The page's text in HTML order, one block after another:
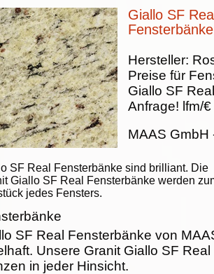
Giallo SF
Fensterbänke
SF Real Fensterbänke sind brilliant. Die
Giallo SF Real Fensterbänke werden
jedes Fensters.
Hersteller:
Preise für
Giallo SF Real
Anfrage! lfm/€
MAAS GmbH
SF Real Fensterbänke von
Unsere Granit Giallo SF
in jeder Hinsicht.